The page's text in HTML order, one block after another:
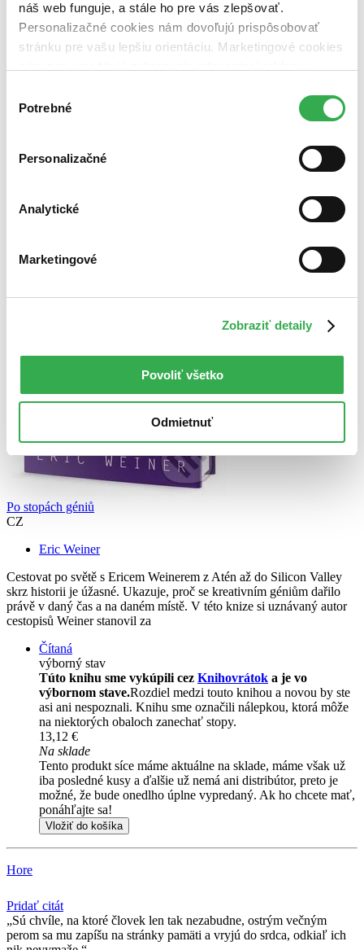
náš web funguje, a stále ho pre vás zlepšovať.
Personalizačné cookies nám dovoľujú prispôsobovať
stránku pre vašu lepšiu orientáciu. Marketingové cookies
nám pomohlo, keby sme mohli používať všetky tieto
súhlasu
Potrebné
Personalizačné
Analytické
Marketingové
Zobraziť detaily
Povoliť všetko
Odmietnuť
Bestsellery
Top hodnotené
Najdrahšie
Najlacnejšie
V českom jazyku
Po stopách géniů
CZ
Eric Weiner
Cestovat po světě s Ericem Weinerem z Atén až do Silicon Valley
skrz historii je úžasné. Ukazuje, proč se kreativním géniům dařilo
právě v daný čas a na daném místě. V této knize si uznávaný autor
cestopisů Weiner stanovil za
Čítaná
výborný stav
Túto knihu sme vykúpili cez Knihovrátok a je vo
výbornom stave.Rozdiel medzi touto knihou a novou by ste
asi ani nespoznali. Knihu sme označili nálepkou, ktorá môže
na niektorých obaloch zanechať stopy.
13,12 €
Na sklade
Tento produkt síce máme aktuálne na sklade, máme však už
iba posledné kusy a ďalšie už nemá ani distribútor, preto je
možné, že bude onedlho úplne vypredaný. Ak ho chcete mať,
ponáhľajte sa!
Vložiť do košíka
Hore
Pridať citát
Sú chvíle, na ktoré človek len tak nezabudne, ostrým večným
perom sa mu zapíšu na stránky pamäti a vryjú do srdca, odkiaľ ich